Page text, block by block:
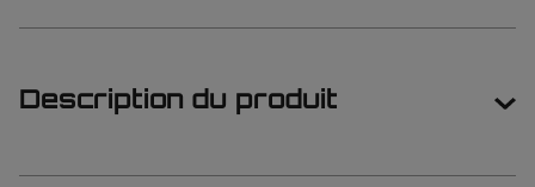
Description du produit